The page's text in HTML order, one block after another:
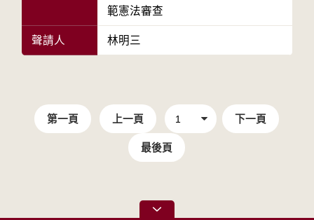
範憲法審查
聲請人 林明三
第一頁 上一頁 下一頁
最後頁